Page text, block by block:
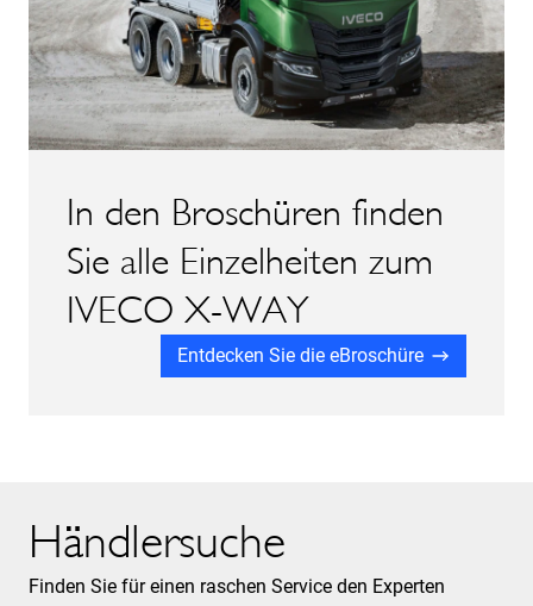
In den Broschüren finden
Sie alle Einzelheiten zum
IVECO X-WAY
Entdecken Sie die eBroschüre
Händlersuche
Finden Sie für einen raschen Service den Experten